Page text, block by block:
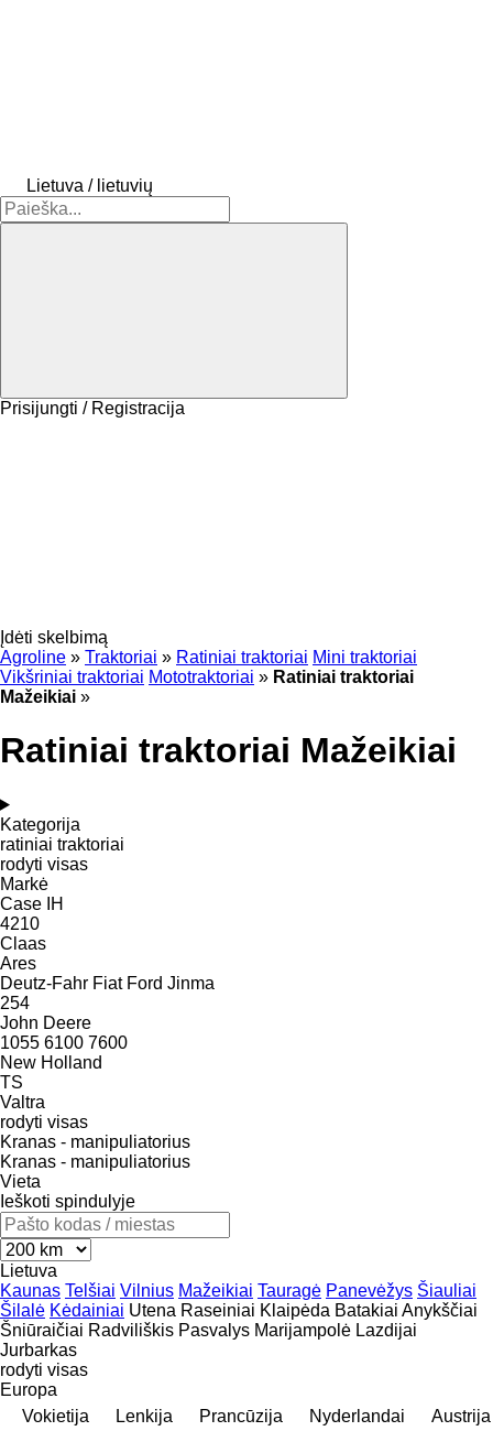
Lietuva / lietuvių
Prisijungti / Registracija
Įdėti skelbimą
Agroline » Traktoriai » Ratiniai traktoriai Mini traktoriai
Vikšriniai traktoriai Mototraktoriai » Ratiniai traktoriai
Mažeikiai »
Ratiniai traktoriai Mažeikiai
Kategorija
ratiniai traktoriai
rodyti visas
Markė
Case IH
4210
Claas
Ares
Deutz-Fahr Fiat Ford Jinma
254
John Deere
1055 6100 7600
New Holland
TS
Valtra
rodyti visas
Kranas - manipuliatorius
Kranas - manipuliatorius
Vieta
Ieškoti spindulyje
Lietuva
Kaunas Telšiai Vilnius Mažeikiai Tauragė Panevėžys Šiauliai
Šilalė Kėdainiai Utena Raseiniai Klaipėda Batakiai Anykščiai
Šniūraičiai Radviliškis Pasvalys Marijampolė Lazdijai
Jurbarkas
rodyti visas
Europa
Vokietija
Lenkija Prancūzija Nyderlandai
Austrija